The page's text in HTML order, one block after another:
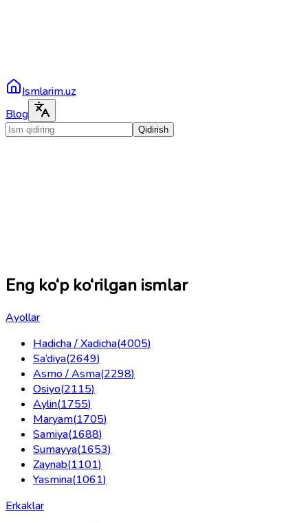
Ismlarim.uz
Blog
Qidirish
Eng ko‘p ko‘rilgan ismlar
Ayollar
Hadicha / Xadicha(4005)
Sa’diya(2649)
Asmo / Asma(2298)
Osiyo(2115)
Aylin(1755)
Maryam(1705)
Samiya(1688)
Sumayya(1653)
Zaynab(1101)
Yasmina(1061)
Erkaklar